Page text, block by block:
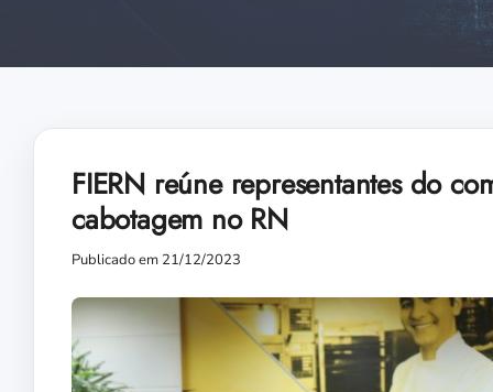
FIERN reúne representantes do
cabotagem no RN
Publicado em 21/12/2023